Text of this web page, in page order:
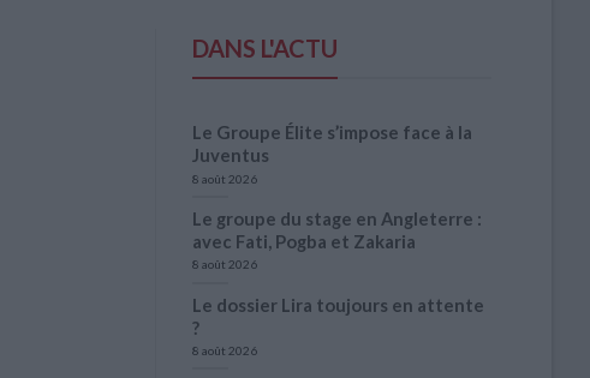
DANS L'ACTU
Le Groupe Élite s’impose face à la
Juventus
8 août 2026
Le groupe du stage en Angleterre :
avec Fati, Pogba et Zakaria
8 août 2026
Le dossier Lira toujours en attente
?
8 août 2026